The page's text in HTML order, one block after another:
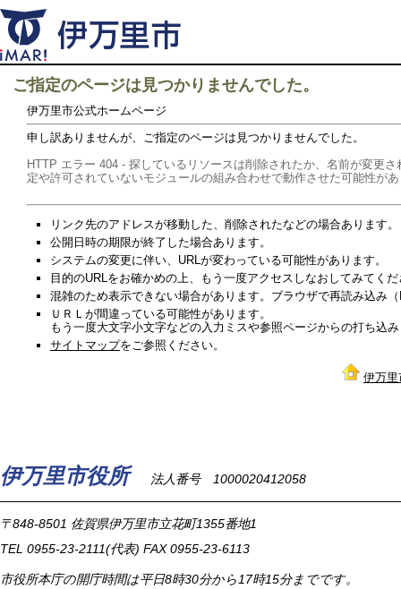
ご指定のページは見つかりませんでした。
伊万里市公式ホームページ
申し訳ありませんが、ご指定のページは見つかりませんでした。
HTTP エラー 404 - 探しているリソースは削除されたか、名前が変更
定や許可されていないモジュールの組み合わせで動作させた可能性が
リンク先のアドレスが移動した、削除されたなどの場合あります。
公開日時の期限が終了した場合あります。
システムの変更に伴い、URLが変わっている可能性があります。
目的のURLをお確かめの上、もう一度アクセスしなおしてみてく
混雑のため表示できない場合があります。ブラウザで再読み込み
ＵＲＬが間違っている可能性があります。
もう一度大文字小文字などの入力ミスや参照ページからの打ち込
サイトマップをご参照ください。
伊万里
伊万里市役所 法人番号 1000020412058
〒848-8501 佐賀県伊万里市立花町1355番地1
TEL 0955-23-2111(代表) FAX 0955-23-6113
市役所本庁の開庁時間は平日8時30分から17時15分までです。